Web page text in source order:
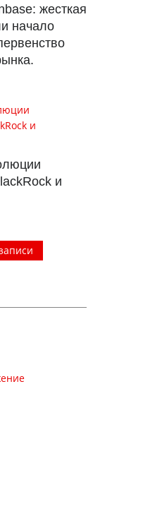
жесткая
начало
и